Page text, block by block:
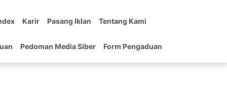
Karir Pasang Iklan Tentang Kami
Pedoman Media Siber Form Pengaduan